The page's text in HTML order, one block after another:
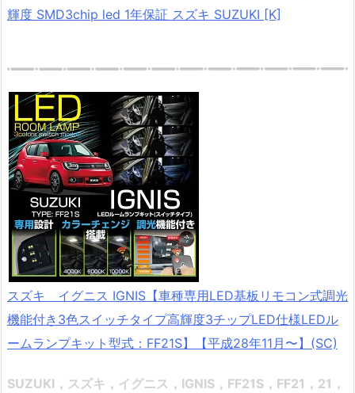
輝度 SMD3chip led 1年保証 スズキ SUZUKI [K]
スズキ イグニス IGNIS【車種専用LED基板リモコン式調光
機能付き3色スイッチタイプ高輝度3チップLED仕様LEDル
ームランプキット型式：FF21S】【平成28年11月〜】(SC)
SUZUKI，スズキ，イグニス，IGNIS，FF21S，FF21，21，